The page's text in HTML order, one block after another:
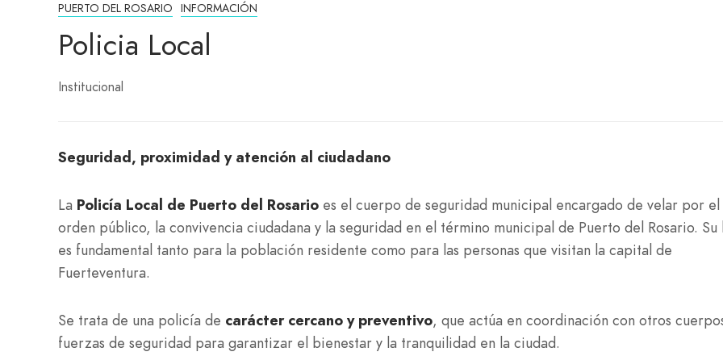
PUERTO DEL ROSARIO INFORMACIÓN
Policia Local
Institucional
Seguridad, proximidad y atención al ciudadano
La Policía Local de Puerto del Rosario es el cuerpo de seguridad municipal encargado de velar por el
orden público, la convivencia ciudadana y la seguridad en el término municipal de Puerto del Rosario.
es fundamental tanto para la población residente como para las personas que visitan la capital de
Fuerteventura.
Se trata de una policía de carácter cercano y preventivo, que actúa en coordinación con otros
fuerzas de seguridad para garantizar el bienestar y la tranquilidad en la ciudad.